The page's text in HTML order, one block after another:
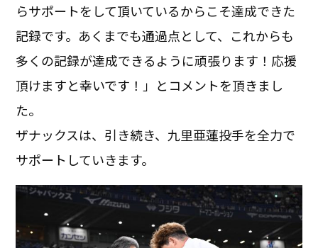
らサポートをして頂いているからこそ達成できた
記録です。あくまでも通過点として、これからも
多くの記録が達成できるように頑張ります！応援
頂けますと幸いです！」とコメントを頂きまし
た。
ザナックスは、引き続き、九里亜蓮投手を全力で
サポートしていきます。